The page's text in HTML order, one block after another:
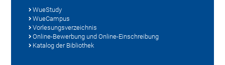
WueStudy
WueCampus
Vorlesungsverzeichnis
Online-Bewerbung und Online-Einschreibung
Katalog der Bibliothek